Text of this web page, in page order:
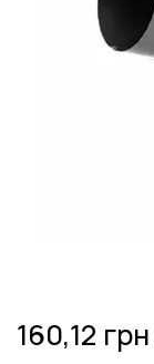
до
160,12 грн